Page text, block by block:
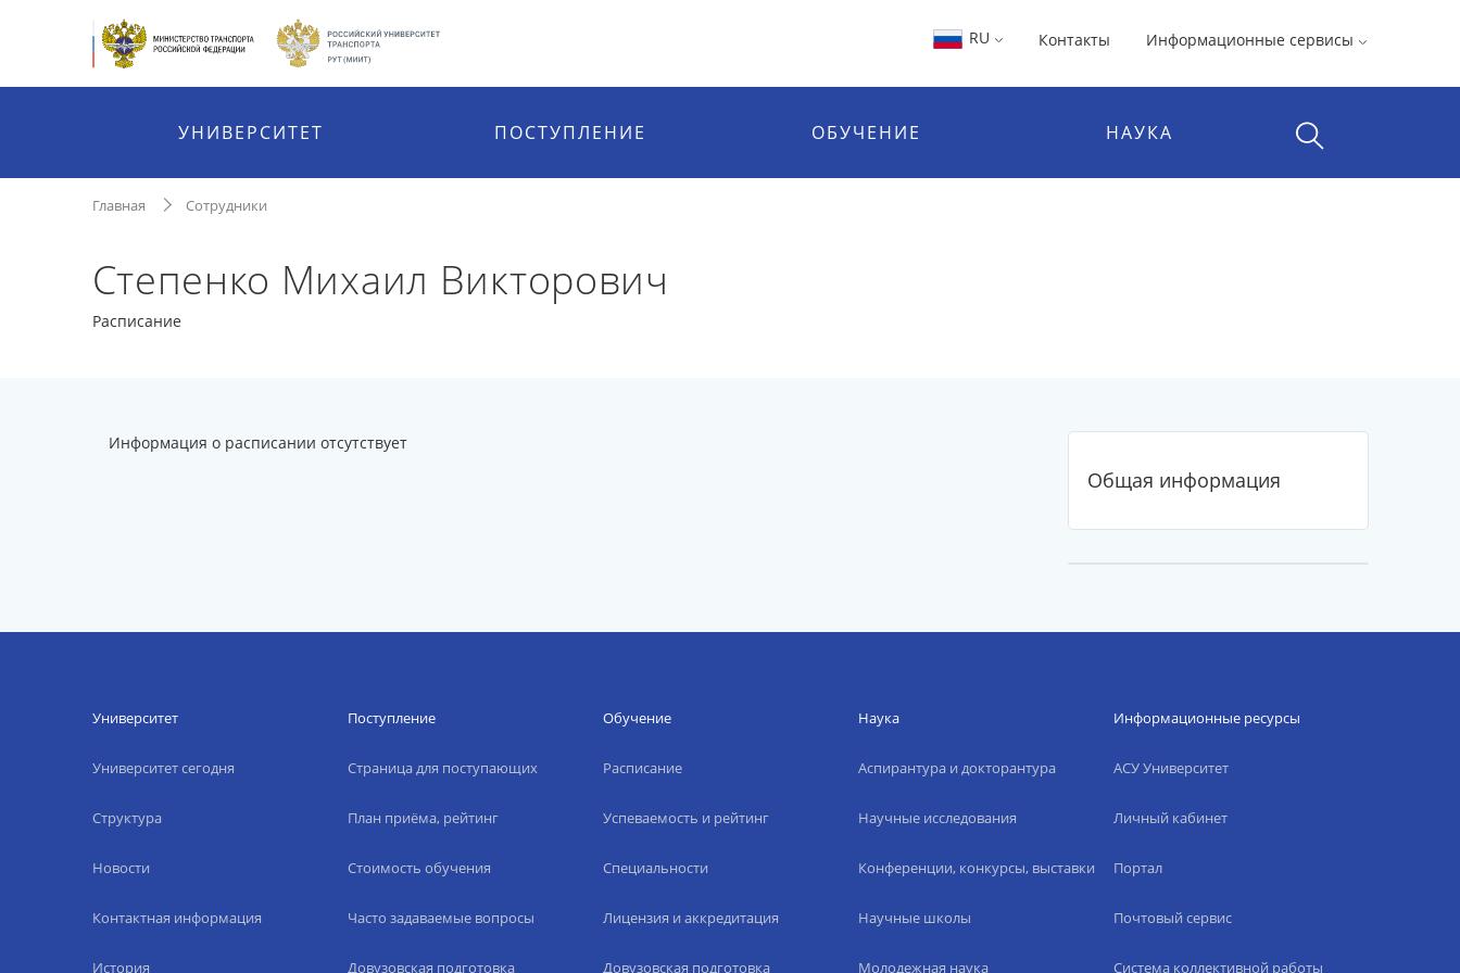
RU Контакты Информационные сервисы
УНИВЕРСИТЕТ ПОСТУПЛЕНИЕ ОБУЧЕНИЕ НАУКА
Главная Сотрудники
Степенко Михаил Викторович
Расписание
Информация о расписании отсутствует
Общая информация
Университет
Университет сегодня
Структура
Новости
Контактная информация
История
Поступление
Страница для поступающих
План приёма, рейтинг
Стоимость обучения
Часто задаваемые вопросы
Довузовская подготовка
Обучение
Расписание
Успеваемость и рейтинг
Специальности
Лицензия и аккредитация
Довузовская подготовка
Наука
Аспирантура и докторантура
Научные исследования
Конференции, конкурсы, выставки
Научные школы
Молодежная наука
Информационные ресурсы
АСУ Университет
Личный кабинет
Портал
Почтовый сервис
Система коллективной работы